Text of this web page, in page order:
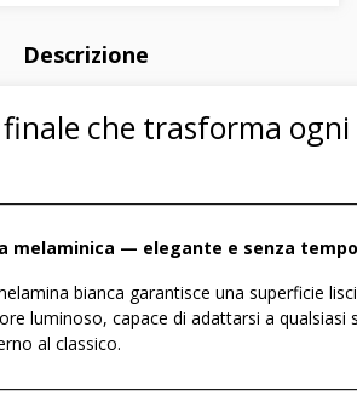
Descrizione
che trasforma ogni
melaminica — elegante e senza tempo
bianca garantisce una superficie
luminoso, capace di adattarsi a qualsiasi
al classico.